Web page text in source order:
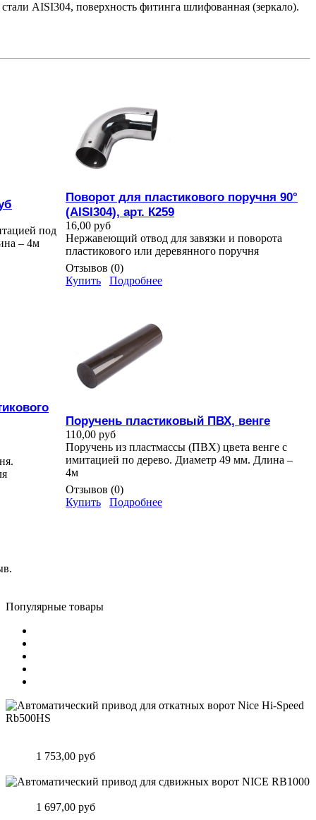
AISI304, поверхность фитинга шлифованная (зеркало).
под
– 4м
Поворот для пластикового поручня 90°
(AISI304), арт. К259
16,00 руб
Нержавеющий отвод для завязки и поворота
пластикового или деревянного поручня
Отзывов (0)
Купить
Подробнее
Поручень пластиковый ПВХ, венге
110,00 руб
Поручень из пластмассы (ПВХ) цвета венге с
имитацией по дерево. Диаметр 49 мм. Длина –
4м
Отзывов (0)
Купить
Подробнее
Популярные товары
1 753,00 руб
1 697,00 руб